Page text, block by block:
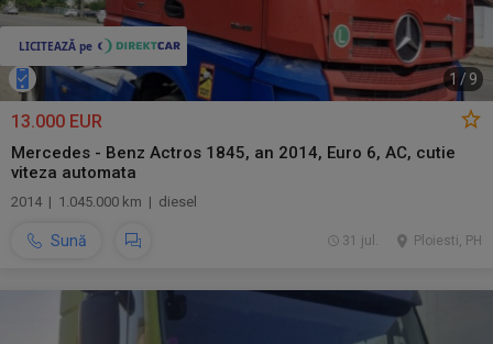
1 / 9
13.000 EUR
Mercedes - Benz Actros 1845, an 2014, Euro 6, AC, cutie
viteza automata
2014 | 1.045.000 km | diesel
Sună Ploiesti, PH
31 jul.